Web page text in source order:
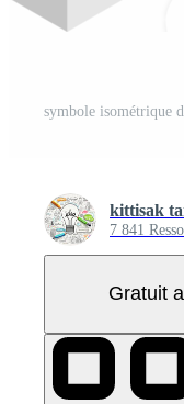
symbole isométrique
kittisak
7 841
Gratuit